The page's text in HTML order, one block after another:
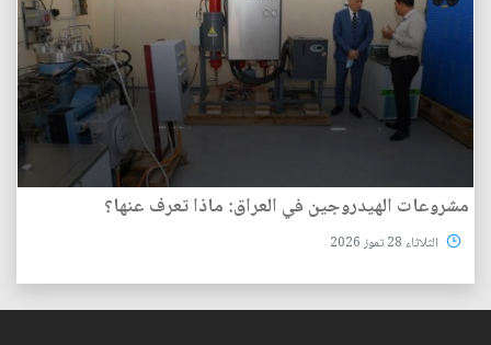
مشروعات الهيدروجين في العراق: ماذا تعرف عنها؟
الثلاثاء 28 تموز 2026